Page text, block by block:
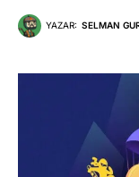
YAZAR: SELMAN